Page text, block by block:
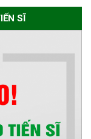
tuyển Chương
sĩ chuyên
và phát triển
SĨ